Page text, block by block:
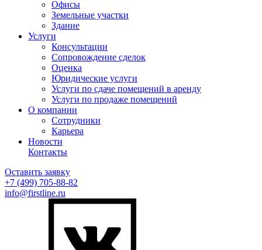
Офисы
Земельные участки
Здание
Услуги
Консультации
Сопровождение сделок
Оценка
Юридические услуги
Услуги по сдаче помещений в аренду
Услуги по продаже помещений
О компании
Сотрудники
Карьера
Новости
Контакты
Оставить заявку
+7 (499) 705-88-82
info@firstline.ru